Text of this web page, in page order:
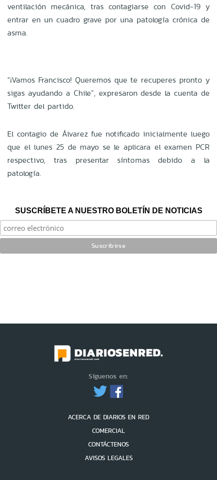
ventilación mecánica, tras contagiarse con Covid-19 y
entrar en un cuadro grave por una patología crónica de
asma.
“¡Vamos Francisco! Queremos que te recuperes pronto y
sigas ayudando a Chile”, expresaron desde la cuenta de
Twitter del partido.
El contagio de Álvarez fue notificado inicialmente luego
que el lunes 25 de mayo se le aplicara el examen PCR
respectivo, tras presentar síntomas debido a la
patología.
SUSCRÍBETE A NUESTRO BOLETÍN DE NOTICIAS
Síguenos en:
ACERCA DE DIARIOS EN RED
COMERCIAL
CONTÁCTENOS
AVISOS LEGALES